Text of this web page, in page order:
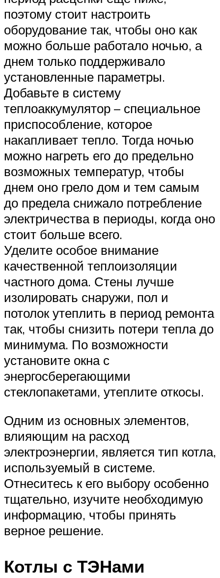
поэтому стоит настроить
оборудование так, чтобы оно как
можно больше работало ночью, а
днем только поддерживало
установленные параметры.
Добавьте в систему
теплоаккумулятор – специальное
приспособление, которое
накапливает тепло. Тогда ночью
можно нагреть его до предельно
возможных температур, чтобы
днем оно грело дом и тем самым
до предела снижало потребление
электричества в периоды, когда оно
стоит больше всего.
Уделите особое внимание
качественной теплоизоляции
частного дома. Стены лучше
изолировать снаружи, пол и
потолок утеплить в период ремонта
так, чтобы снизить потери тепла до
минимума. По возможности
установите окна с
энергосберегающими
стеклопакетами, утеплите откосы.
Одним из основных элементов,
влияющим на расход
электроэнергии, является тип котла,
используемый в системе.
Отнеситесь к его выбору особенно
тщательно, изучите необходимую
информацию, чтобы принять
верное решение.
Котлы с ТЭНами